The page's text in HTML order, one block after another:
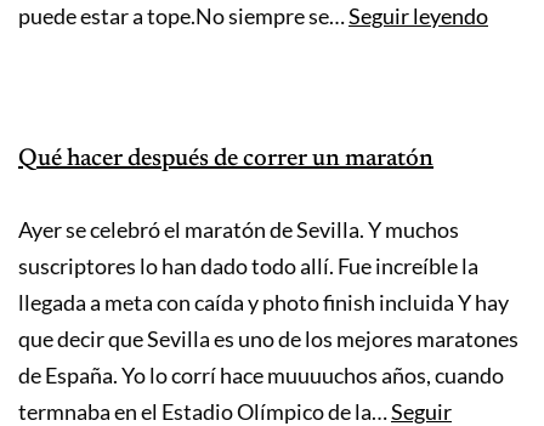
puede estar a tope.No siempre se…Seguir leyendoLa
Qué hacer después de correr un maratón
Ayer se celebró el maratón de Sevilla. Y muchos
suscriptores lo han dado todo allí. Fue increíble la
llegada a meta con caída y photo finish incluida Y hay
que decir que Sevilla es uno de los mejores maratones
de España. Yo lo corrí hace muuuuchos años, cuando
termnaba en el Estadio Olímpico de la…Seguir